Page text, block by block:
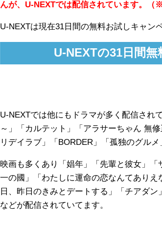
んが、U-NEXTでは配信されています。（
U-NEXTは現在31日間の無料お試しキャン
U-NEXTの31日間
U-NEXTでは他にもドラマが多く配信され
～」「カルテット」「アラサーちゃん 無
リデイラブ」「BORDER」「孤独のグルメ
映画も多くあり「娼年」「先輩と彼女」
一の國」「わたしに運命の恋なんてあり
日、昨日のきみとデートする」「チアダ
などが配信されていてます。